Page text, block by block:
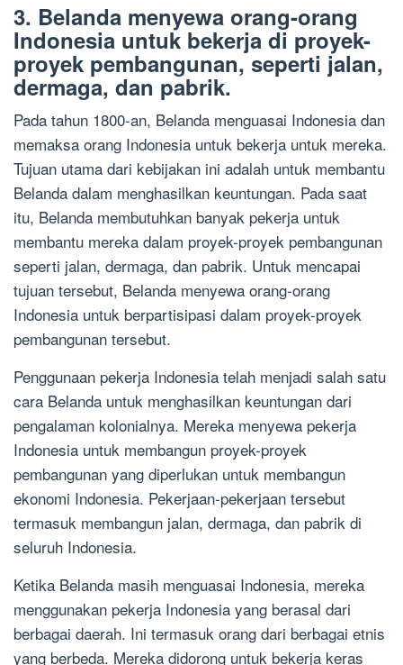
3. Belanda menyewa orang-orang
Indonesia untuk bekerja di proyek-
proyek pembangunan, seperti jalan,
dermaga, dan pabrik.
Pada tahun 1800-an, Belanda menguasai Indonesia dan
memaksa orang Indonesia untuk bekerja untuk mereka.
Tujuan utama dari kebijakan ini adalah untuk membantu
Belanda dalam menghasilkan keuntungan. Pada saat
itu, Belanda membutuhkan banyak pekerja untuk
membantu mereka dalam proyek-proyek pembangunan
seperti jalan, dermaga, dan pabrik. Untuk mencapai
tujuan tersebut, Belanda menyewa orang-orang
Indonesia untuk berpartisipasi dalam proyek-proyek
pembangunan tersebut.
Penggunaan pekerja Indonesia telah menjadi salah satu
cara Belanda untuk menghasilkan keuntungan dari
pengalaman kolonialnya. Mereka menyewa pekerja
Indonesia untuk membangun proyek-proyek
pembangunan yang diperlukan untuk membangun
ekonomi Indonesia. Pekerjaan-pekerjaan tersebut
termasuk membangun jalan, dermaga, dan pabrik di
seluruh Indonesia.
Ketika Belanda masih menguasai Indonesia, mereka
menggunakan pekerja Indonesia yang berasal dari
berbagai daerah. Ini termasuk orang dari berbagai etnis
yang berbeda. Mereka didorong untuk bekerja keras